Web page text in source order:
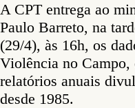
A CPT entrega ao
Paulo Barreto, na
(29/4), às 16h, os
Violência no Campo,
relatórios anuais
desde 1985.